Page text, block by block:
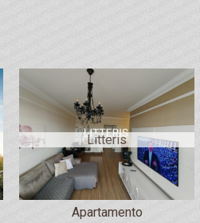
Litteris
Apartamento